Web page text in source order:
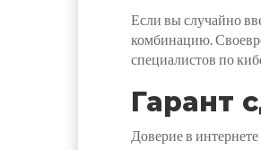
Если вы случайно
комбинацию.
специалистов по
Гарант
Доверие в